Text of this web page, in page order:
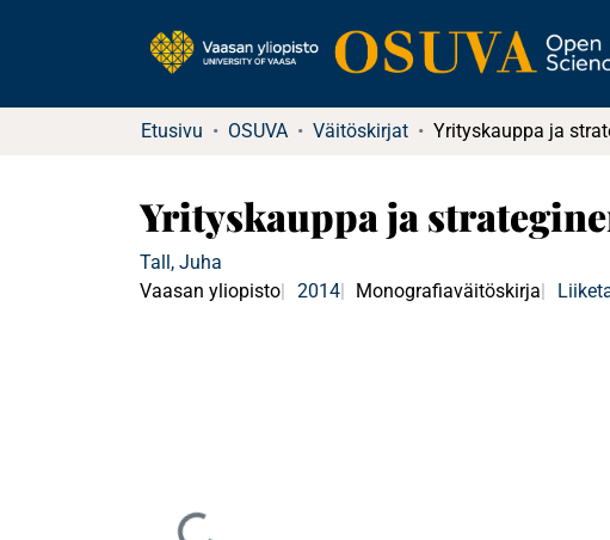
Etusivu OSUVA Väitöskirjat
Yrityskauppa ja
Tall, Juha
Vaasan yliopisto
2014 Monografiaväitöskirja